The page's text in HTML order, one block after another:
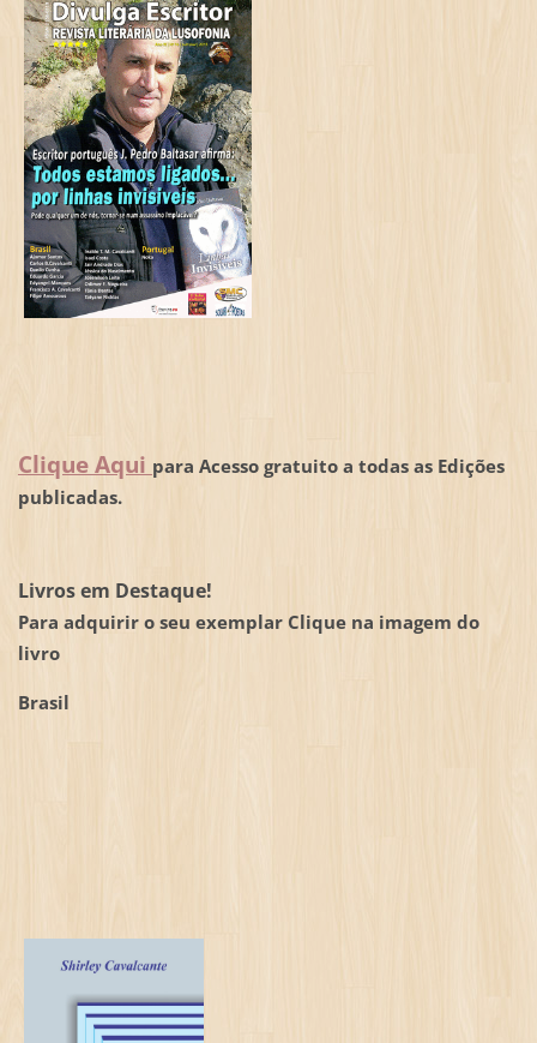
Clique Aqui para Acesso gratuito a todas as Edições
publicadas.
Livros em Destaque!
Para adquirir o seu exemplar Clique na imagem do
livro
Brasil